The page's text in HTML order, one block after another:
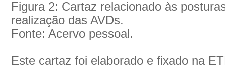
Figura 2: Cartaz relacionado às
realização das AVDs.
Fonte: Acervo pessoal.
Este cartaz foi elaborado e fixado na